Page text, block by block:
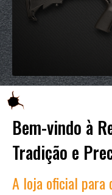
Bem-vindo à
Tradição e
A loja oficial para